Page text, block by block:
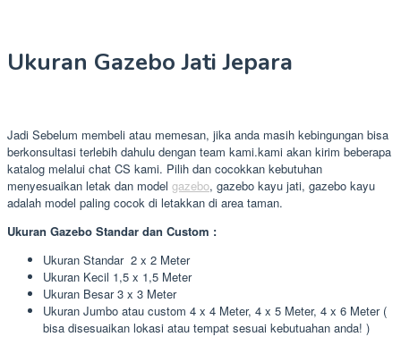
Ukuran Gazebo Jati Jepara
Jadi Sebelum membeli atau memesan, jika anda masih kebingungan bisa
berkonsultasi terlebih dahulu dengan team kami.kami akan kirim beberapa
katalog melalui chat CS kami. Pilih dan cocokkan kebutuhan
menyesuaikan letak dan model gazebo, gazebo kayu jati, gazebo kayu
adalah model paling cocok di letakkan di area taman.
Ukuran Gazebo Standar dan Custom :
Ukuran Standar 2 x 2 Meter
Ukuran Kecil 1,5 x 1,5 Meter
Ukuran Besar 3 x 3 Meter
Ukuran Jumbo atau custom 4 x 4 Meter, 4 x 5 Meter, 4 x 6 Meter (
bisa disesuaikan lokasi atau tempat sesuai kebutuahan anda! )